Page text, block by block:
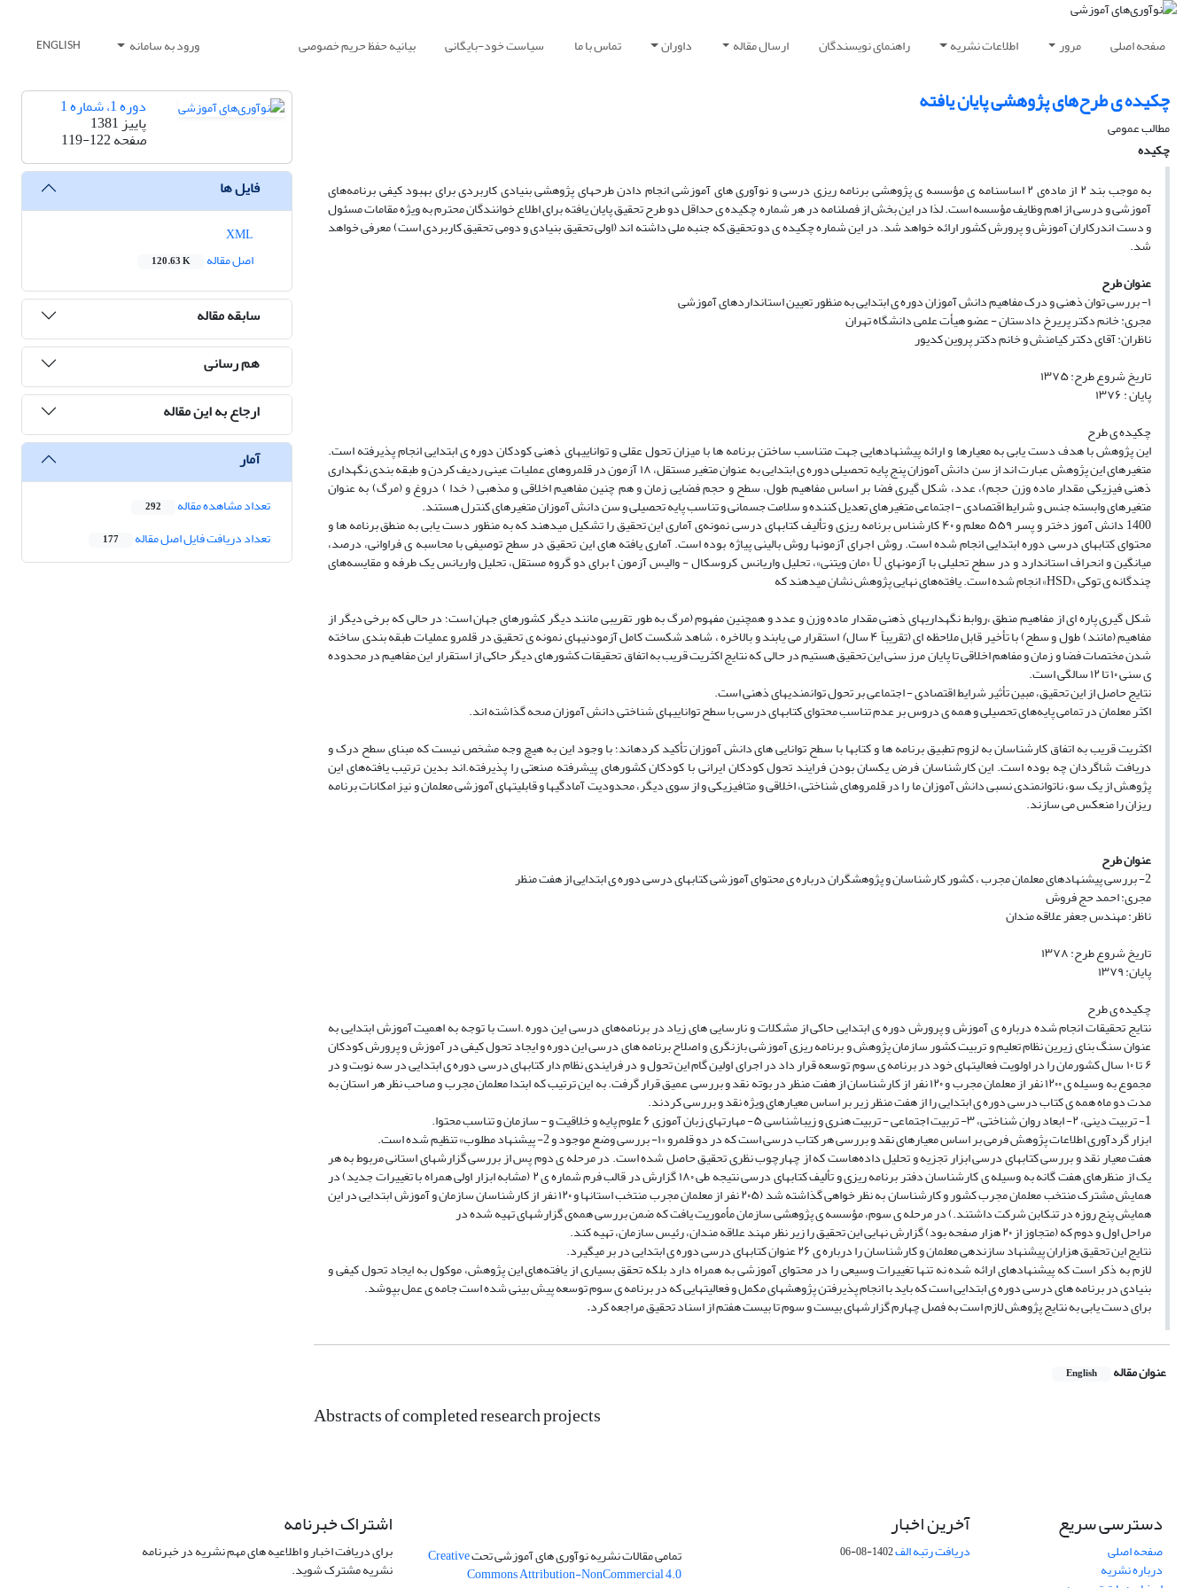
صفحه اصلی مرور اطلاعات نشریه راهنمای نویسندگان ارسال مقاله داوران تماس با ما سیاست خود-بایگانی بیانیه حفظ حریم خصوصی ورود به سامانه ENGLISH
چکیده ی طرح‌های پژوهشی پایان یافته
مطالب عمومی
چکیده
به موجب بند ۲ از ماده‌ی ۲ اساسنامه ی مؤسسه ی پژوهشی برنامه ریزی درسی و نوآوری های آموزشی انجام دادن طرحهای پژوهشی بنیادی کاربردی برای بهبود کیفی برنامه‌های
آموزشی و درسی از اهم وظایف مؤسسه است. لذا در این بخش از فصلنامه در هر شماره چکیده ی حداقل دو طرح تحقیق پایان یافته برای اطلاع خوانندگان محترم به ویژه مقامات مسئول
و دست اندرکاران آموزش و پرورش کشور ارائه خواهد شد. در این شماره چکیده ی دو تحقیق که جنبه ملی داشته اند (اولی تحقیق بنیادی و دومی تحقیق کاربردی است) معرفی خواهد
شد.
عنوانطرح
۱- بررسی توان ذهنی و درک مفاهیم دانش آموزان دوره ی ابتدایی به منظور تعیین استانداردهای آموزشی
مجری: خانم دکتر پریرخ دادستان - عضو هیأت علمی دانشگاه تهران
ناظران: آقای دکتر کیامنش و خانم دکتر پروین کدیور
تاریخ شروع طرح: ۱۳۷۵
پایان : ۱۳۷۶
چکیده ی طرح
این پژوهش با هدف دست یابی به معیارها و ارائه پیشنهادهایی جهت متناسب ساختن برنامه ها با میزان تحول عقلی و تواناییهای ذهنی کودکان دوره ی ابتدایی انجام پذیرفته است.
متغیرهای این پژوهش عبارت اند از سن دانش آموزان پنج پایه تحصیلی دوره ی ابتدایی به عنوان متغیر مستقل، ۱۸ آزمون در قلمروهای عملیات عینی ردیف کردن و طبقه بندی نگهداری
ذهنی فیزیکی مقدار ماده وزن حجم)، عدد، شکل گیری فضا بر اساس مفاهیم طول، سطح و حجم فضایی زمان و هم چنین مفاهیم اخلاقی و مذهبی ( خدا ) دروغ و (مرگ) به عنوان
متغیرهای وابسته جنس و شرایط اقتصادی - اجتماعی متغیرهای تعدیل کننده و سلامت جسمانی و تناسب پایه تحصیلی و سن دانش آموزان متغیرهای کنترل هستند.
1400 دانش آموز دختر و پسر ۵۵۹ معلم و ۴۰ کارشناس برنامه ریزی و تألیف کتابهای درسی نمونه‌ی آماری این تحقیق را تشکیل میدهند که به منظور دست یابی به منطق برنامه ها و
محتوای کتابهای درسی دوره ابتدایی انجام شده است. روش اجرای آزمونها روش بالینی پیاژه بوده است. آماری یافته های این تحقیق در سطح توصیفی با محاسبه ی فراوانی، درصد،
میانگین و انحراف استاندارد و در سطح تحلیلی با آزمونهای U «مان ویتنى»، تحلیل واریانس کروسکال - والیس آزمون t برای دو گروه مستقل، تحلیل واریانس یک طرفه و مقایسه‌های
چندگانه ی توکی «HSD» انجام شده است. یافته‌های نهایی پژوهش نشان میدهند که
شکل گیری پاره ای از مفاهیم منطق ،روابط نگهداریهای ذهنی مقدار ماده وزن و عدد و همچنین مفهوم (مرگ به طور تقریبی مانند دیگر کشورهای جهان است؛ در حالی که برخی دیگر از
مفاهیم (مانند) طول و سطح) با تأخیر قابل ملاحظه ای (تقریباً ۴ سال )استقرار می یابند و بالاخره ، شاهد شکست کامل آزمودنیهای نمونه ی تحقیق در قلمرو عملیات طبقه بندی ساخته
شدن مختصات فضا و زمان و مفاهم اخلاقی تا پایان مرز سنی این تحقیق هستیم در حالی که نتایج اکثریت قریب به اتفاق تحقیقات کشورهای دیگر حاکی از استقرار این مفاهیم در محدوده
ی سنی ۱۰ تا ۱۲ سالگی است.
نتایج حاصل از این تحقیق، مبین تأثیر شرایط اقتصادی - اجتماعی بر تحول توانمندیهای ذهنی است.
اکثر معلمان در تمامی پایه‌های تحصیلی و همه ی دروس بر عدم تناسب محتوای کتابهای درسی با سطح تواناییهای شناختی دانش آموزان صحه گذاشته اند.
اکثریت قریب به اتفاق کارشناسان به لزوم تطبیق برنامه ها و کتابها با سطح توانایی های دانش آموزان تأکید کردهاند؛ با وجود این به هیچ وجه مشخص نیست که مبنای سطح درک و
دریافت شاگردان چه بوده است. این کارشناسان فرض یکسان بودن فرایند تحول کودکان ایرانی با کودکان کشورهای پیشرفته صنعتی را پذیرفته.اند بدین ترتیب یافته‌های این
پژوهش از یک سو، ناتوانمندی نسبی دانش آموزان ما را در قلمروهای شناختی، اخلاقی و متافیزیکی و از سوی دیگر، محدودیت آمادگیها و قابلیتهای آموزشی معلمان و نیز امکانات برنامه
ریزان را منعکس می سازند.
عنوان طرح
2- بررسی پیشنهادهای معلمان مجرب ، کشور کارشناسان و پژوهشگران درباره ی محتوای آموزشی کتابهای درسی دوره ی ابتدایی از هفت منظر
مجری: احمد حج فروش
ناظر: مهندس جعفر علاقه مندان
تاریخ شروع طرح: ۱۳۷۸
پایان: ۱۳۷۹
چکیده ی طرح
نتایج تحقیقات انجام شده درباره ی آموزش و پرورش دوره ی ابتدایی حاکی از مشکلات و نارسایی های زیاد در برنامه‌های درسی این دوره .است با توجه به اهمیت آموزش ابتدایی به
عنوان سنگ بنای زیرین نظام تعلیم و تربیت کشور سازمان پژوهش و برنامه ریزی آموزشی بازنگری و اصلاح برنامه های درسی این دوره و ایجاد تحول کیفی در آموزش و پرورش کودکان
۶ تا ۱۰ سال کشورمان را در اولویت فعالیتهای خود در برنامه ی سوم توسعه قرار داد در اجرای اولین گام این تحول و در فرایندی نظام دار کتابهای درسی دوره ی ابتدایی در سه نوبت و در
مجموع به وسیله ی ۱۲۰۰ نفر از معلمان مجرب و ۱۲۰ نفر از کارشناسان از هفت منظر در بوته نقد و بررسی عمیق قرار گرفت. به این ترتیب که ابتدا معلمان مجرب و صاحب نظر هر استان به
مدت دو ماه همه ی کتاب درسی دوره ی ابتدایی را از هفت منظر زیر بر اساس معیارهای ویژه نقد و بررسی کردند.
1- تربیت دینی، ۲- ابعاد روان شناختی، ۳- تربیت اجتماعی - تربیت هنری و زیباشناسی ۵- مهارتهای زبان آموزی ۶ علوم پایه و خلاقیت و - سازمان و تناسب محتوا.
ابزار گردآوری اطلاعات پژوهش فرمی بر اساس معیارهای نقد و بررسی هر کتاب درسی است که در دو قلمرو «۱- بررسی وضع موجود و 2- پیشنهاد مطلوب» تنظیم شده است.
هفت معیار نقد و بررسی کتابهای درسی ابزار تجزیه و تحلیل داده‌هاست که از چهارچوب نظری تحقیق حاصل شده است. در مرحله ی دوم پس از بررسی گزارشهای استانی مربوط به هر
یک از منظرهای هفت گانه به وسیله ی کارشناسان دفتر برنامه ریزی و تألیف کتابهای درسی نتیجه طی ۱۸۰ گزارش در قالب فرم شماره ی ۲ (مشابه ابزار اولی همراه با تغییرات جدید) در
همایش مشترک منتخب معلمان مجرب کشور و کارشناسان به نظر خواهی گذاشته شد (۲۰۵ نفر از معلمان مجرب منتخب استانها و ۱۲۰ نفر از کارشناسان سازمان و آموزش ابتدایی در این
همایش پنج روزه در تنکابن شرکت داشتند.) در مرحله ی سوم، مؤسسه ی پژوهشی سازمان مأموریت یافت که ضمن بررسی همه‌ی گزارشهای تهیه شده در
مراحل اول و دوم که (متجاوز از ۲۰ هزار صفحه بود) گزارش نهایی این تحقیق را زیر نظر مهند علاقه مندان، رئیس سازمان، تهیه کند.
نتایج این تحقیق هزاران پیشنهاد سازندهی معلمان و کارشناسان را درباره ی ۲۶ عنوان کتابهای درسی دوره ی ابتدایی در بر میگیرد.
لازم به ذکر است که پیشنهادهای ارائه شده نه تنها تغییرات وسیعی را در محتوای آموزشی به همراه دارد بلکه تحقق بسیاری از یافته‌های این پژوهش، موکول به ایجاد تحول کیفى و
بنیادی در برنامه های درسی دوره ی ابتدایی است که باید با انجام پذیرفتن پژوهشهای مکمل و فعالیتهایی که در برنامه ی سوم توسعه پیش بینی شده است جامه ی عمل بپوشد.
برای دست یابی به نتایج پژوهش لازم است به فصل چهارم گزارشهای بیست و سوم تا بیست هفتم از اسناد تحقیق مراجعه کرد.
عنوان مقاله English
Abstracts of completed research projects
دوره 1، شماره 1
پاییز 1381
صفحه119-122
فایل ها
اصل مقاله
120.63 K
سابقه مقاله
هم رسانی
ارجاع به این مقاله
آمار
تعداد مشاهده مقاله 292
تعداد دریافت فایل اصل مقاله 177
دسترسی سریع
صفحه اصلی
درباره نشریه
آخرین اخبار
دریافت رتبه الف1402-08-06 تمامی مقالات نشریه نوآوری های آموزشی تحتCreative
Commons Attribution-NonCommercial 4.0
اشتراک خبرنامه
برای دریافت اخبار و اطلاعیه های مهم نشریه در خبرنامه
نشریه مشترک شوید.